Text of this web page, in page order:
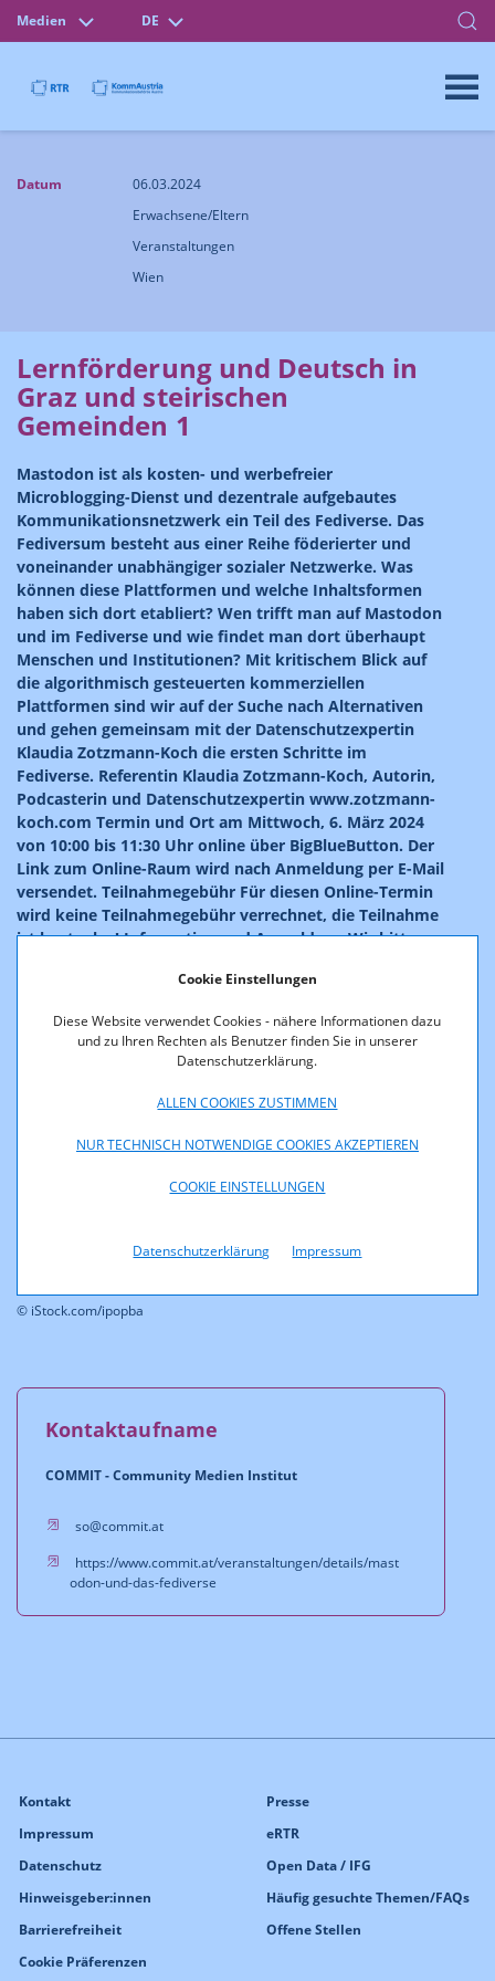
Cookie Einstellungen
Diese Website verwendet Cookies - nähere Informationen dazu
und zu Ihren Rechten als Benutzer finden Sie in unserer
Datenschutzerklärung.
ALLEN COOKIES ZUSTIMMEN
NUR TECHNISCH NOTWENDIGE COOKIES AKZEPTIEREN
COOKIE EINSTELLUNGEN
Datenschutzerklärung Impressum
Medien DE
Datum
06.03.2024
Erwachsene/Eltern
Veranstaltungen
Wien
Lernförderung und Deutsch in
Graz und steirischen
Gemeinden 1
Mastodon ist als kosten- und werbefreier
Microblogging-Dienst und dezentrale aufgebautes
Kommunikationsnetzwerk ein Teil des Fediverse. Das
Fediversum besteht aus einer Reihe föderierter und
voneinander unabhängiger sozialer Netzwerke. Was
können diese Plattformen und welche Inhaltsformen
haben sich dort etabliert? Wen trifft man auf Mastodon
und im Fediverse und wie findet man dort überhaupt
Menschen und Institutionen? Mit kritischem Blick auf
die algorithmisch gesteuerten kommerziellen
Plattformen sind wir auf der Suche nach Alternativen
und gehen gemeinsam mit der Datenschutzexpertin
Klaudia Zotzmann-Koch die ersten Schritte im
Fediverse. Referentin Klaudia Zotzmann-Koch, Autorin,
Podcasterin und Datenschutzexpertin www.zotzmann-
koch.com Termin und Ort am Mittwoch, 6. März 2024
von 10:00 bis 11:30 Uhr online über BigBlueButton. Der
Link zum Online-Raum wird nach Anmeldung per E-Mail
versendet. Teilnahmegebühr Für diesen Online-Termin
wird keine Teilnahmegebühr verrechnet, die Teilnahme
ist kostenlos! Information und Anmeldung Wir bitten
© iStock.com/ipopba
Kontaktaufname
COMMIT - Community Medien Institut
so@commit.at
https://www.commit.at/veranstaltungen/details/mast
odon-und-das-fediverse
Kontakt
Impressum
Datenschutz
Hinweisgeber:innen
Barrierefreiheit
Cookie Präferenzen
Presse
eRTR
Open Data / IFG
Häufig gesuchte Themen/FAQs
Offene Stellen